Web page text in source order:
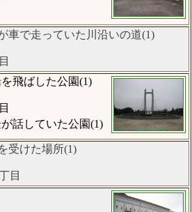
車で走っていた川沿いの道(1)
飛ばした公園(1)
話していた公園(1)
受けた場所(1)
目